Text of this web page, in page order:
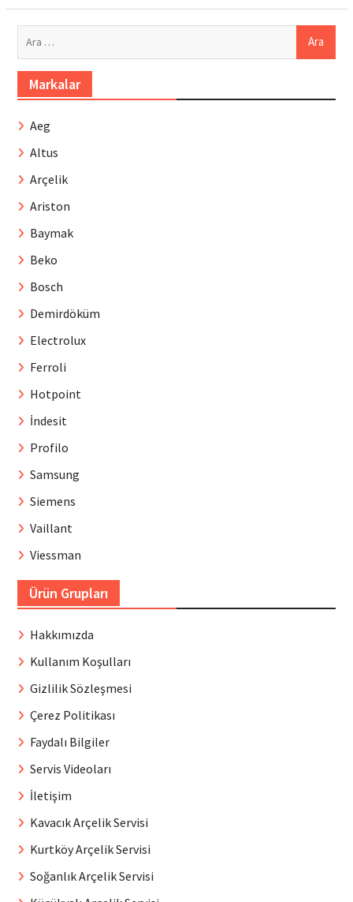
Markalar
Aeg
Altus
Arçelik
Ariston
Baymak
Beko
Bosch
Demirdöküm
Electrolux
Ferroli
Hotpoint
İndesit
Profilo
Samsung
Siemens
Vaillant
Viessman
Ürün Grupları
Hakkımızda
Kullanım Koşulları
Gizlilik Sözleşmesi
Çerez Politikası
Faydalı Bilgiler
Servis Videoları
İletişim
Kavacık Arçelik Servisi
Kurtköy Arçelik Servisi
Soğanlık Arçelik Servisi